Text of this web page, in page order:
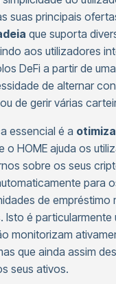
suas principais
que suporta
aos utilizadores
DeFi a partir de
de alternar
de gerir várias
essencial é a
o HOME ajuda os
sobre os seus
para
de empréstimo
Isto é particularmente
monitorizam
que ainda assim
seus ativos.